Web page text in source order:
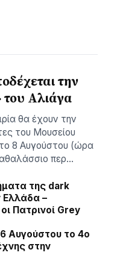
την
Αλιάγα
θα έχουν την
του Μουσείου
8 Αυγούστου (ώρα
περ…
της dark
Ελλάδα –
Πατρινοί Grey
Αυγούστου το 4ο
στην